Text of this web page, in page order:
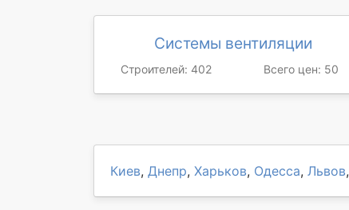
Системы вентиляции
Строителей: 402 Всего цен: 50
Киев, Днепр, Харьков, Одесса, Львов,